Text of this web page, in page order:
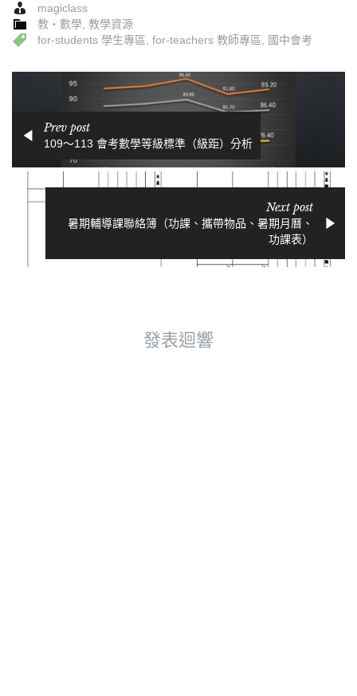
magiclass
教‧數學 教學資源
for-students 學生專區 for-teachers 教師專區 國中會考
Prev post
109～113 會考數學等級標準（級距）分析
Next post
暑期輔導課聯絡簿（功課、攜帶物品、暑期月曆、
功課表）
發表迴響